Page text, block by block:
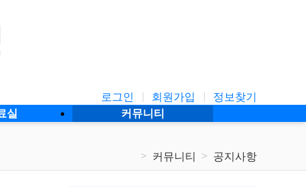
로그인 회원가입 정보찾기
실 커뮤니티
커뮤니티 공지사항